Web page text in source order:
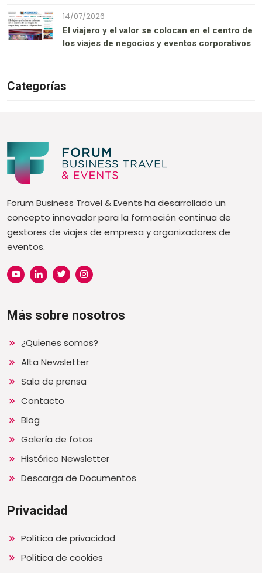
14/07/2026
El viajero y el valor se colocan en el centro de
los viajes de negocios y eventos corporativos
Categorías
Forum Business Travel & Events ha desarrollado un
concepto innovador para la formación continua de
gestores de viajes de empresa y organizadores de
eventos.
Más sobre nosotros
¿Quienes somos?
Alta Newsletter
Sala de prensa
Contacto
Blog
Galería de fotos
Histórico Newsletter
Descarga de Documentos
Privacidad
Política de privacidad
Política de cookies